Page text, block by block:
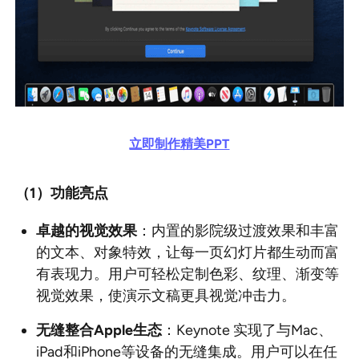
立即制作精美PPT
（1）功能亮点
卓越的视觉效果：内置的影院级过渡效果和丰富
的文本、对象特效，让每一页幻灯片都生动而富
有表现力。用户可轻松定制色彩、纹理、渐变等
视觉效果，使演示文稿更具视觉冲击力。
无缝整合Apple生态：Keynote 实现了与Mac、
iPad和iPhone等设备的无缝集成。用户可以在任